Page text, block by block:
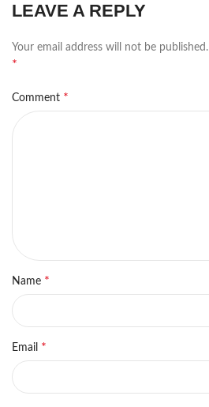
LEAVE A REPLY
Your email address will not be published.
*
Comment *
Name *
Email *